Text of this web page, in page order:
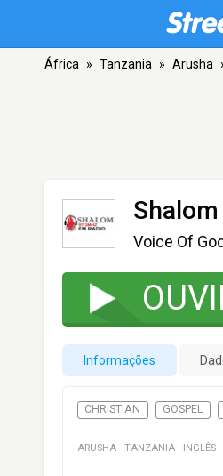
África » Tanzania » Arusha
Voice Of
Informações
CHRISTIAN GOSPEL
ARUSHA · TANZANIA · INGLÊS